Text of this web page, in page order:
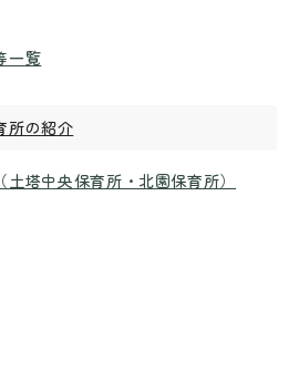
一覧
所の紹介
塔中央保育所・北園保育所）